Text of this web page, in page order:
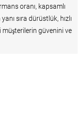
oranı, kapsamlı
sıra dürüstlük, hızlı
güvenini ve